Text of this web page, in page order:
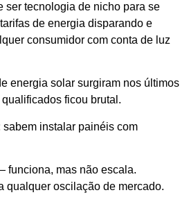
ser tecnologia de nicho para se
de energia disparando e
consumidor com conta de luz
energia solar surgiram nos últimos
ficou brutal.
instalar painéis com
funciona, mas não escala.
qualquer oscilação de mercado.